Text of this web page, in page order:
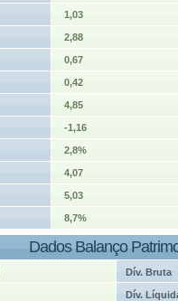
1,03
2,88
0,67
0,42
4,85
-1,16
2,8%
4,07
5,03
8,7%
Dados Balanço
Dív. Bruta
Dív.